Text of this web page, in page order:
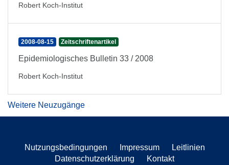
Robert Koch-Institut
2008-08-15 Zeitschriftenartikel
Epidemiologisches Bulletin 33 / 2008
Robert Koch-Institut
Weitere Neuzugänge
Nutzungsbedingungen Impressum
Leitlinien
Datenschutzerklärung
Kontakt